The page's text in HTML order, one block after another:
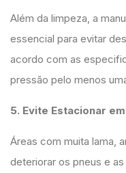
Além da limpeza, a
essencial para evitar
acordo com as
pressão pelo menos
5. Evite Estacionar
Áreas com muita lama,
deteriorar os pneus e